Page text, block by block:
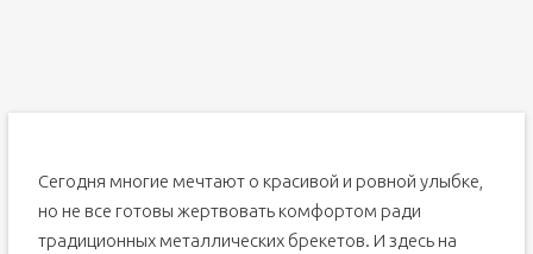
Сегодня многие мечтают о красивой и ровной улыбке,
но не все готовы жертвовать комфортом ради
традиционных металлических брекетов. И здесь на